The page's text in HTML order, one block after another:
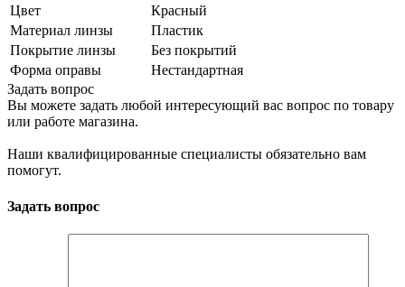
Цвет
Красный
Материал линзы
Пластик
Покрытие линзы
Без покрытий
Форма оправы
Нестандартная
Задать вопрос
Вы можете задать любой интересующий вас вопрос по товару
или работе магазина.
Наши квалифицированные специалисты обязательно вам
помогут.
Задать вопрос